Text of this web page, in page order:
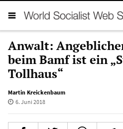
Anwalt:
beim Bamf ist ein
Tollhaus“
Martin Kreickenbaum
6. Juni 2018